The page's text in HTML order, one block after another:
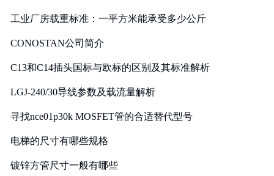
工业厂房载重标准：一平方米能承受多少公斤
CONOSTAN公司简介
C13和C14插头国标与欧标的区别及其标准解析
LGJ-240/30导线参数及载流量解析
寻找nce01p30k MOSFET管的合适替代型号
电梯的尺寸有哪些规格
镀锌方管尺寸一般有哪些